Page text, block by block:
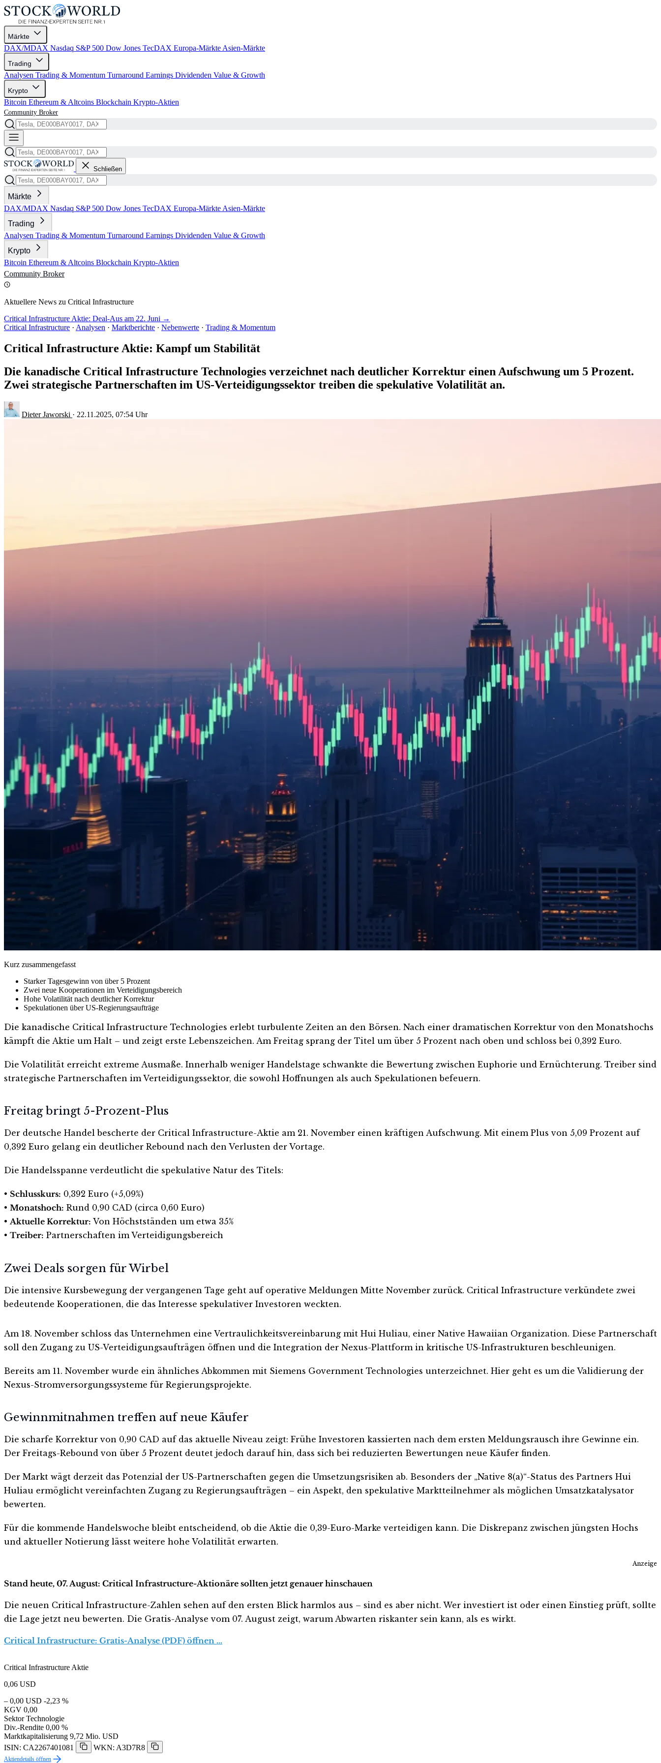
Märkte
DAX/MDAX Nasdaq S&P 500 Dow Jones TecDAX Europa-Märkte Asien-Märkte
Trading
Analysen Trading & Momentum Turnaround Earnings Dividenden Value & Growth
Krypto
Bitcoin Ethereum & Altcoins Blockchain Krypto-Aktien
Community Broker
Schließen
Märkte
DAX/MDAX Nasdaq S&P 500 Dow Jones TecDAX Europa-Märkte Asien-Märkte
Trading
Analysen Trading & Momentum Turnaround Earnings Dividenden Value & Growth
Krypto
Bitcoin Ethereum & Altcoins Blockchain Krypto-Aktien
Community Broker
Aktuellere News zu Critical Infrastructure
Critical Infrastructure Aktie: Deal-Aus am 22. Juni →
Critical Infrastructure · Analysen · Marktberichte · Nebenwerte · Trading & Momentum
Critical Infrastructure Aktie: Kampf um Stabilität
Die kanadische Critical Infrastructure Technologies verzeichnet nach deutlicher Korrektur einen Aufschwung um 5 Prozent.
Zwei strategische Partnerschaften im US-Verteidigungssektor treiben die spekulative Volatilität an.
Dieter Jaworski · 22.11.2025, 07:54 Uhr
Kurz zusammengefasst
Starker Tagesgewinn von über 5 Prozent
Zwei neue Kooperationen im Verteidigungsbereich
Hohe Volatilität nach deutlicher Korrektur
Spekulationen über US-Regierungsaufträge
Die kanadische Critical Infrastructure Technologies erlebt turbulente Zeiten an den Börsen. Nach einer dramatischen Korrektur von den Monatshochs
kämpft die Aktie um Halt – und zeigt erste Lebenszeichen. Am Freitag sprang der Titel um über 5 Prozent nach oben und schloss bei 0,392 Euro.
Die Volatilität erreicht extreme Ausmaße. Innerhalb weniger Handelstage schwankte die Bewertung zwischen Euphorie und Ernüchterung. Treiber sind
strategische Partnerschaften im Verteidigungssektor, die sowohl Hoffnungen als auch Spekulationen befeuern.
Freitag bringt 5-Prozent-Plus
Der deutsche Handel bescherte der Critical Infrastructure-Aktie am 21. November einen kräftigen Aufschwung. Mit einem Plus von 5,09 Prozent auf
0,392 Euro gelang ein deutlicher Rebound nach den Verlusten der Vortage.
Die Handelsspanne verdeutlicht die spekulative Natur des Titels:
• Schlusskurs: 0,392 Euro (+5,09%)
• Monatshoch: Rund 0,90 CAD (circa 0,60 Euro)
•Aktuelle Korrektur: Von Höchstständen um etwa 35%
• Treiber: Partnerschaften im Verteidigungsbereich
Zwei Deals sorgen für Wirbel
Die intensive Kursbewegung der vergangenen Tage geht auf operative Meldungen Mitte November zurück. Critical Infrastructure verkündete zwei
bedeutende Kooperationen, die das Interesse spekulativer Investoren weckten.
Am 18. November schloss das Unternehmen eine Vertraulichkeitsvereinbarung mit Hui Huliau, einer Native Hawaiian Organization. Diese Partnerschaft
soll den Zugang zu US-Verteidigungsaufträgen öffnen und die Integration der Nexus-Plattform in kritische US-Infrastrukturen beschleunigen.
Bereits am 11. November wurde ein ähnliches Abkommen mit Siemens Government Technologies unterzeichnet. Hier geht es um die Validierung der
Nexus-Stromversorgungssysteme für Regierungsprojekte.
Gewinnmitnahmen treffen auf neue Käufer
Die scharfe Korrektur von 0,90 CAD auf das aktuelle Niveau zeigt: Frühe Investoren kassierten nach dem ersten Meldungsrausch ihre Gewinne ein.
Der Freitags-Rebound von über 5 Prozent deutet jedoch darauf hin, dass sich bei reduzierten Bewertungen neue Käufer finden.
Der Markt wägt derzeit das Potenzial der US-Partnerschaften gegen die Umsetzungsrisiken ab. Besonders der „Native 8(a)“-Status des Partners Hui
Huliau ermöglicht vereinfachten Zugang zu Regierungsaufträgen – ein Aspekt, den spekulative Marktteilnehmer als möglichen Umsatzkatalysator
bewerten.
Für die kommende Handelswoche bleibt entscheidend, ob die Aktie die 0,39-Euro-Marke verteidigen kann. Die Diskrepanz zwischen jüngsten Hochs
und aktueller Notierung lässt weitere hohe Volatilität erwarten.
Anzeige
Stand heute, 07. August: Critical Infrastructure-Aktionäre sollten jetzt genauer hinschauen
Die neuen Critical Infrastructure-Zahlen sehen auf den ersten Blick harmlos aus – sind es aber nicht. Wer investiert ist oder einen Einstieg prüft, sollte
die Lage jetzt neu bewerten. Die Gratis-Analyse vom 07. August zeigt, warum Abwarten riskanter sein kann, als es wirkt.
Critical Infrastructure: Gratis-Analyse (PDF) öffnen …
Critical Infrastructure Aktie
0,06 USD
– 0,00 USD -2,23 %
KGV 0,00
Sektor Technologie
Div.-Rendite 0,00 %
Marktkapitalisierung 9,72 Mio. USD
ISIN: CA2267401081
WKN: A3D7R8
Aktiendetails öffnen